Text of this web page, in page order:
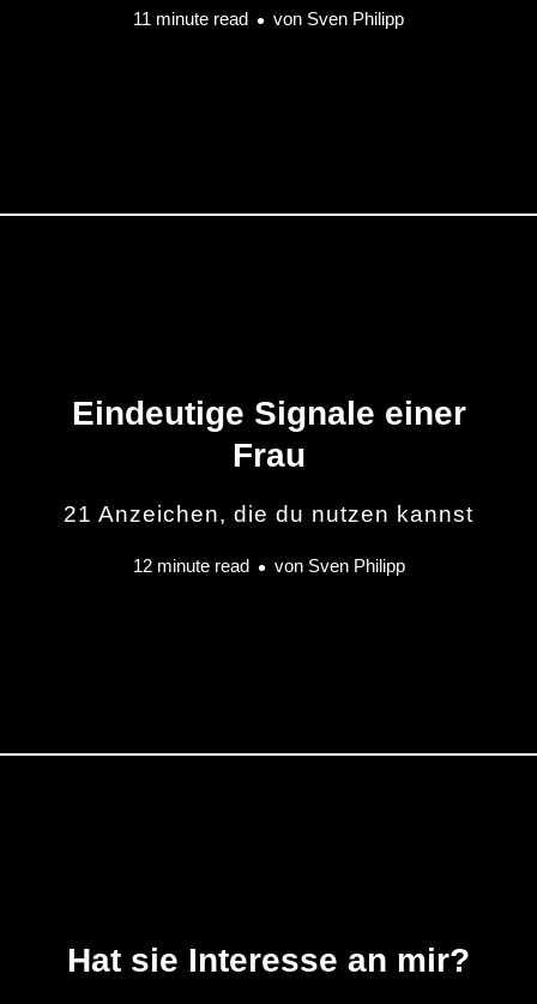
11 minute read von Sven Philipp
Eindeutige Signale einer
Frau
21 Anzeichen, die du nutzen kannst
12 minute read von Sven Philipp
Hat sie Interesse an mir?